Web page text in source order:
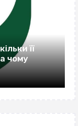
її
чому